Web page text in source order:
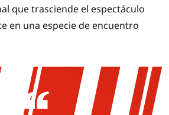
que trasciende el espectáculo
en una especie de encuentro